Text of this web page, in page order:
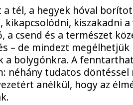
a tél, a hegyek hóval
kikapcsolódni, kiszakadni a
a csend és a természet
– de mindezt megélhetjük
a bolygónkra. A
néhány tudatos döntéssel
anélkül, hogy az